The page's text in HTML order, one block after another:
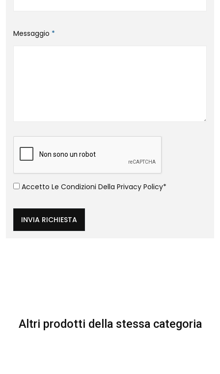
Messaggio *
Accetto Le Condizioni Della Privacy Policy*
INVIA RICHIESTA
Altri prodotti della stessa categoria